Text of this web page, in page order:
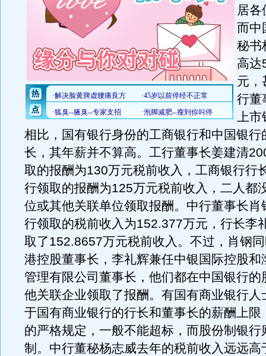
居各
而中
秘书
高达
元，
行董
上市
相比，国有银行身份的工商银行和中国银行
长，其年薪并不算高。工行董事长姜建清
取的报酬为130万元税前收入，工商银行行
行领取的报酬为125万元税前收入，二人都
位或其他关联单位领取报酬。中行董事长
行领取的税前收入为152.377万元，行长李
取了152.8657万元税前收入。不过，肖钢
港控股董事长，李礼辉兼任中银国际控股和
管理有限公司董事长，他们都在中国银行的
他关联企业领取了报酬。有国有商业银行人
于国有商业银行的行长和董事长的薪酬上限
的严格规定，一般不能超标，而股份制银行
制。中行董秘杨志威去年的税前收入远远高